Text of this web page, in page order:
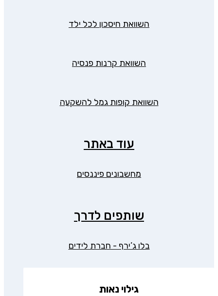
השוואת חיסכון לכל ילד
השוואת קרנות פנסיה
השוואת קופות גמל להשקעה
עוד באתר
מחשבונים פיננסים
שותפים לדרך
בלו ג’ירף - חברת לידים
גילוי נאות